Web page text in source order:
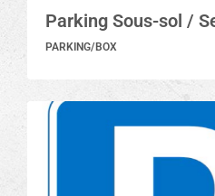
Parking Sous-sol /
PARKING/BOX